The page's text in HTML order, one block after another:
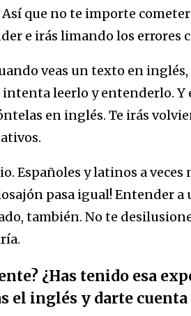
que no te importe cometer
e irás limando los errores
veas un texto en inglés,
leerlo y entenderlo. Y
en inglés. Te irás
Españoles y latinos a veces
pasa igual! Entender a
también. No te
¿Has tenido esa
el inglés y darte cuenta